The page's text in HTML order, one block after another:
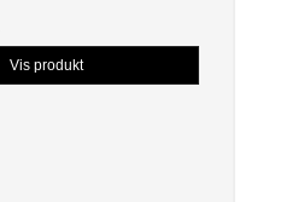
Vis produkt